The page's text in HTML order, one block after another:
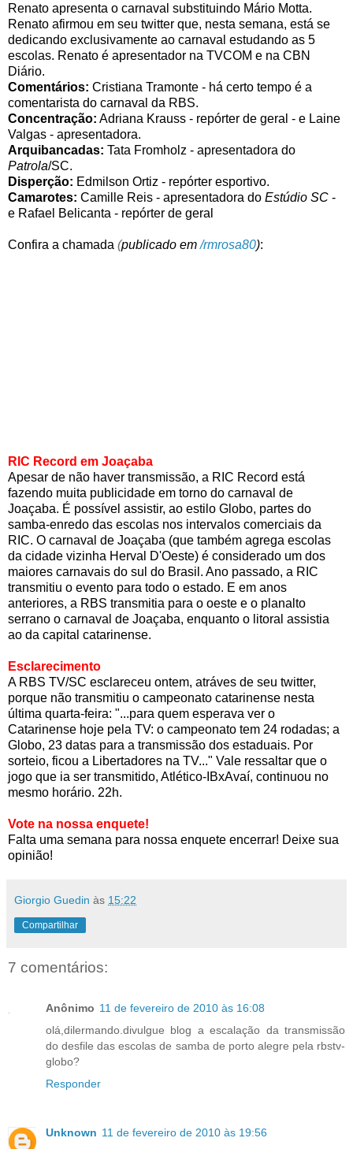
Renato apresenta o carnaval substituindo Mário Motta.
Renato afirmou em seu twitter que, nesta semana, está se
dedicando exclusivamente ao carnaval estudando as 5
escolas. Renato é apresentador na TVCOM e na CBN
Diário.
Comentários: Cristiana Tramonte - há certo tempo é a
comentarista do carnaval da RBS.
Concentração: Adriana Krauss - repórter de geral - e Laine
Valgas - apresentadora.
Arquibancadas: Tata Fromholz - apresentadora do
Patrola/SC.
Disperção: Edmilson Ortiz - repórter esportivo.
Camarotes: Camille Reis - apresentadora do Estúdio SC -
e Rafael Belicanta - repórter de geral
Confira a chamada (publicado em /rmrosa80):
RIC Record em Joaçaba
Apesar de não haver transmissão, a RIC Record está
fazendo muita publicidade em torno do carnaval de
Joaçaba. É possível assistir, ao estilo Globo, partes do
samba-enredo das escolas nos intervalos comerciais da
RIC. O carnaval de Joaçaba (que também agrega escolas
da cidade vizinha Herval D'Oeste) é considerado um dos
maiores carnavais do sul do Brasil. Ano passado, a RIC
transmitiu o evento para todo o estado. E em anos
anteriores, a RBS transmitia para o oeste e o planalto
serrano o carnaval de Joaçaba, enquanto o litoral assistia
ao da capital catarinense.
Esclarecimento
A RBS TV/SC esclareceu ontem, atráves de seu twitter,
porque não transmitiu o campeonato catarinense nesta
última quarta-feira: "...para quem esperava ver o
Catarinense hoje pela TV: o campeonato tem 24 rodadas; a
Globo, 23 datas para a transmissão dos estaduais. Por
sorteio, ficou a Libertadores na TV..." Vale ressaltar que o
jogo que ia ser transmitido, Atlético-IBxAvaí, continuou no
mesmo horário. 22h.
Vote na nossa enquete!
Falta uma semana para nossa enquete encerrar! Deixe sua
opinião!
Giorgio Guedin às 15:22
Compartilhar
7 comentários:
Anônimo 11 de fevereiro de 2010 às 16:08
olá,dilermando.divulgue blog a escalação da transmissão
do desfile das escolas de samba de porto alegre pela rbstv-
globo?
Responder
Unknown 11 de fevereiro de 2010 às 19:56